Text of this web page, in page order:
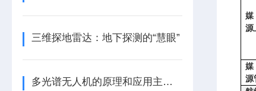
三维探地雷达：地下探测的“慧眼”
多光谱无人机的原理和应用主要有以下几点
源
源